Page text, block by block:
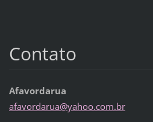
Contato
Afavordarua
afavordarua@yahoo.com.br